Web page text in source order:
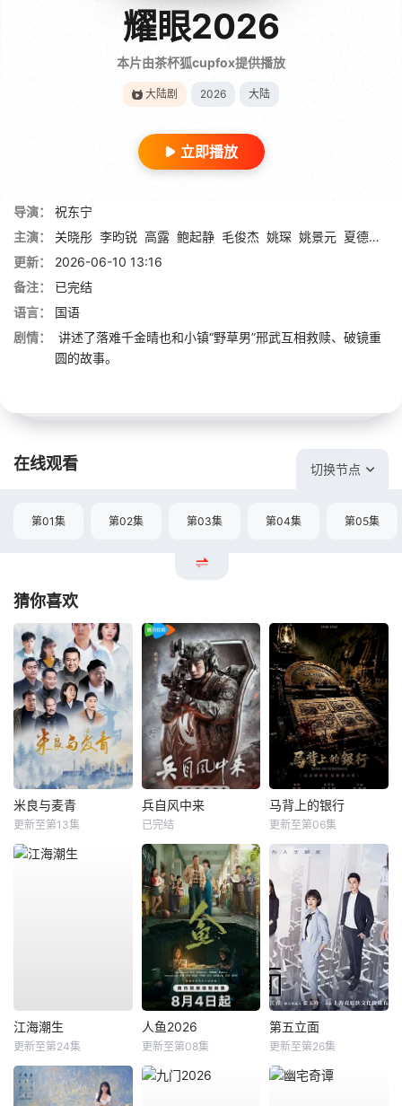
耀眼2026
本片由茶杯狐cupfox提供播放
大陆剧 2026 大陆
立即播放
导演：
祝东宁
主演：
关晓彤 李昀锐 高露 鲍起静 毛俊杰 姚琛 姚景元 夏德俊
更新：
2026-06-10 13:16
备注：
已完结
语言：
国语
剧情：
讲述了落难千金晴也和小镇“野草男”邢武互相救赎、破镜重
圆的故事。
在线观看 切换节点
第01集 第02集 第03集 第04集 第05集
猜你喜欢
米良与麦青
更新至第13集
兵自风中来
已完结
马背上的银行
更新至第06集
江海潮生
更新至第24集
人鱼2026
更新至第08集
第五立面
更新至第26集